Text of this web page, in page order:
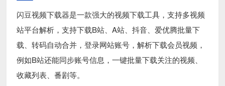
闪豆视频下载器是一款强大的视频下载工具，支持多视频
站平台解析，支持下载B站、A站、抖音、爱优腾批量下
载、转码自动合并，登录网站账号，解析下载会员视频，
例如B站还能同步账号信息，一键批量下载关注的视频、
收藏列表、番剧等。